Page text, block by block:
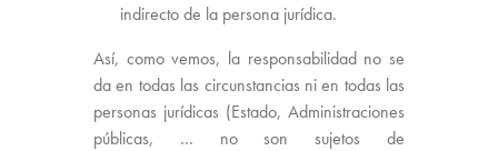
indirecto de la persona jurídica.
Así, como vemos, la responsabilidad no se
da en todas las circunstancias ni en todas las
personas jurídicas (Estado, Administraciones
públicas, … no son sujetos de